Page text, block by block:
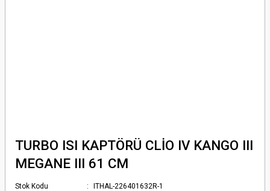
TURBO ISI KAPTÖRÜ CLİO IV KANGO III
MEGANE III 61 CM
Stok Kodu
ITHAL-226401632R-1